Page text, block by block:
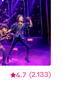
4.7 (2.133)